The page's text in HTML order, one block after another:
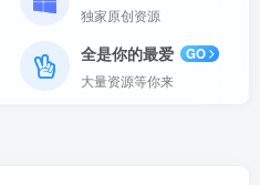
独家原创资源
全是你的最爱
GO
大量资源等你来